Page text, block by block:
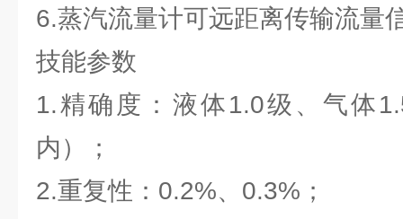
6.蒸汽流量计可远距离传输流量
技能参数
1.精确度：液体1.0级、气体
内）；
2.重复性：0.2%、0.3%；